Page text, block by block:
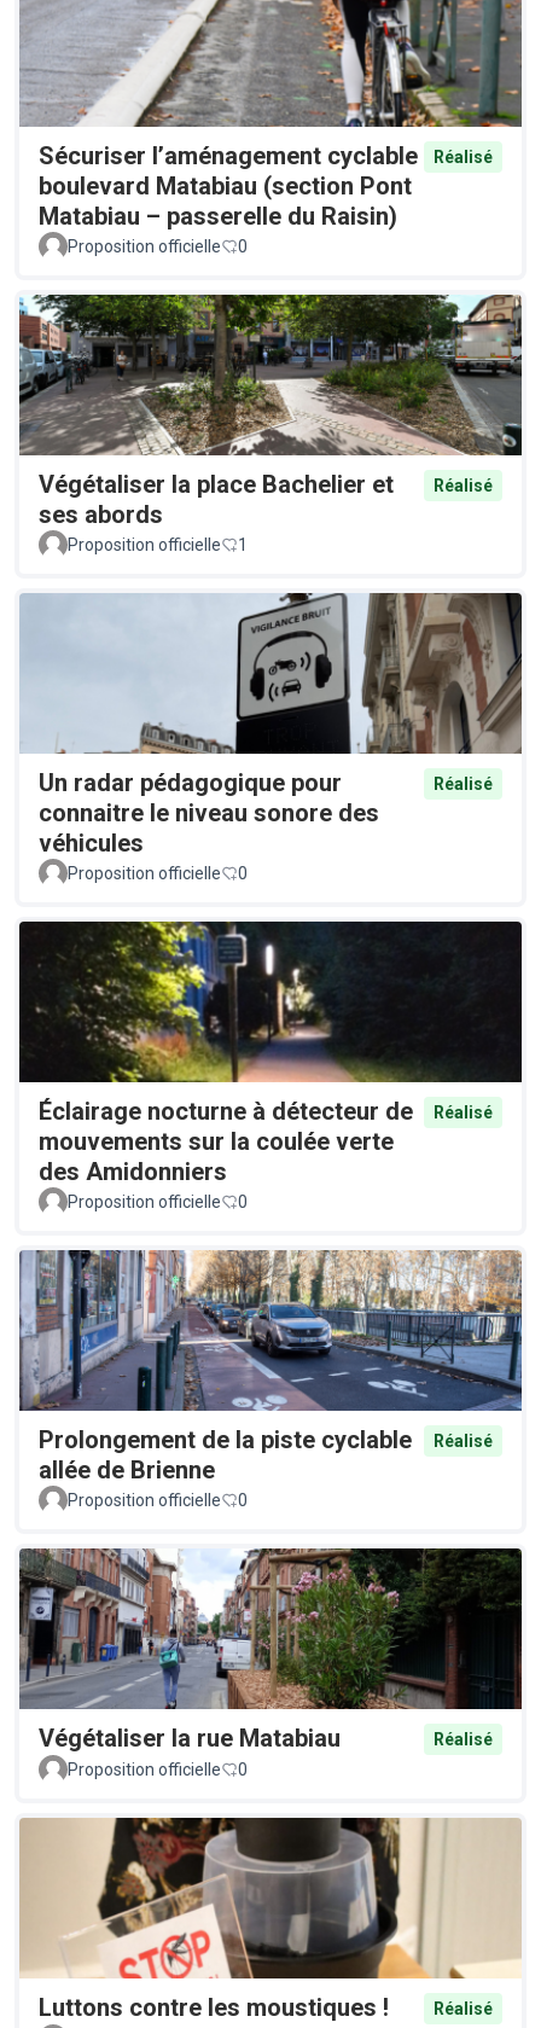
Sécuriser l’aménagement cyclable
boulevard Matabiau (section Pont
Matabiau – passerelle du Raisin)
Réalisé
Proposition officielle 0
Végétaliser la place Bachelier et
ses abords
Réalisé
Proposition officielle 1
Un radar pédagogique pour
connaitre le niveau sonore des
véhicules
Réalisé
Proposition officielle 0
Éclairage nocturne à détecteur de
mouvements sur la coulée verte
des Amidonniers
Réalisé
Proposition officielle 0
Prolongement de la piste cyclable
allée de Brienne
Réalisé
Proposition officielle 0
Végétaliser la rue Matabiau
Réalisé
Proposition officielle
0
Luttons contre les moustiques !
Réalisé